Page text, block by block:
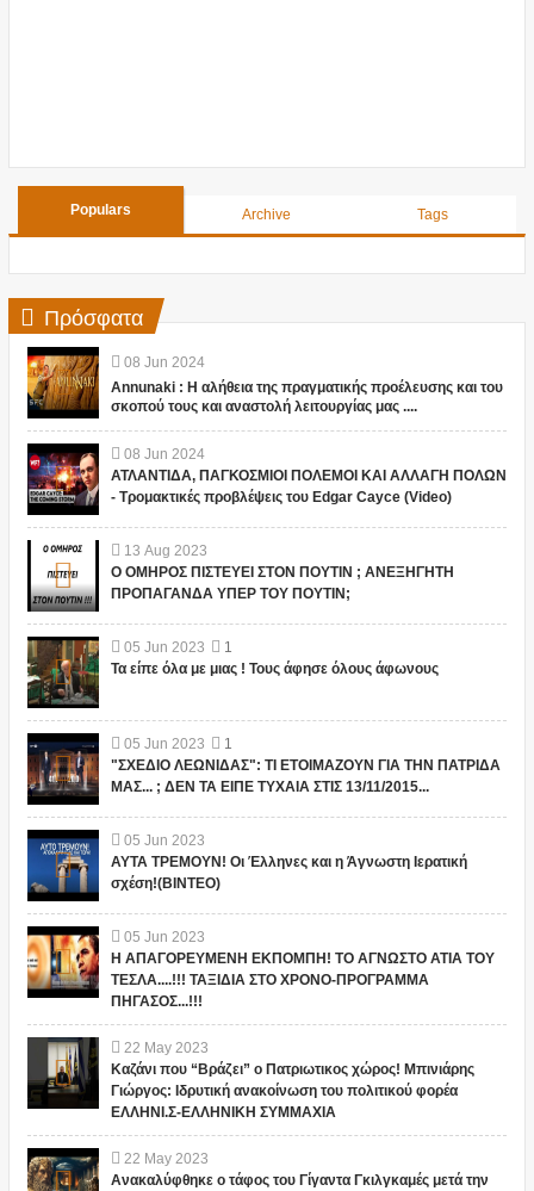
Populars Archive Tags
Πρόσφατα
08 Jun 2024
Annunaki : Η αλήθεια της πραγματικής προέλευσης και του
σκοπού τους και αναστολή λειτουργίας μας ....
08 Jun 2024
ΑΤΛΑΝΤΙΔΑ, ΠΑΓΚΟΣΜΙΟΙ ΠΟΛΕΜΟΙ ΚΑΙ ΑΛΛΑΓΗ ΠΟΛΩΝ
- Τρομακτικές προβλέψεις του Edgar Cayce (Video)
13 Aug 2023
Ο ΟΜΗΡΟΣ ΠΙΣΤΕΥΕΙ ΣΤΟΝ ΠΟΥΤΙΝ ; ΑΝΕΞΗΓΗΤΗ
ΠΡΟΠΑΓΑΝΔΑ ΥΠΕΡ ΤΟΥ ΠΟΥΤΙΝ;
05 Jun 2023
1
Τα είπε όλα με μιας ! Τους άφησε όλους άφωνους
05 Jun 2023
1
"ΣΧΕΔΙΟ ΛΕΩΝΙΔΑΣ": ΤΙ ΕΤΟΙΜΑΖΟΥΝ ΓΙΑ ΤΗΝ ΠΑΤΡΙΔΑ
ΜΑΣ... ; ΔΕΝ ΤΑ ΕΙΠΕ ΤΥΧΑΙΑ ΣΤΙΣ 13/11/2015...
05 Jun 2023
ΑΥΤΑ ΤΡΕΜΟΥΝ! Οι Έλληνες και η Άγνωστη Ιερατική
σχέση!(ΒΙΝΤΕΟ)
05 Jun 2023
Η ΑΠΑΓΟΡΕΥΜΕΝΗ ΕΚΠΟΜΠΗ! ΤΟ ΑΓΝΩΣΤΟ ΑΤΙΑ ΤΟΥ
ΤΕΣΛΑ....!!! ΤΑΞΙΔΙΑ ΣΤΟ ΧΡΟΝΟ-ΠΡΟΓΡΑΜΜΑ
ΠΗΓΑΣΟΣ...!!!
22 May 2023
Καζάνι που “Βράζει” ο Πατριωτικος χώρος! Μπινιάρης
Γιώργος: Ιδρυτική ανακοίνωση του πολιτικού φορέα
ΕΛΛΗΝΙ.Σ-ΕΛΛΗΝΙΚΗ ΣΥΜΜΑΧΙΑ
22 May 2023
Ανακαλύφθηκε ο τάφος του Γίγαντα Γκιλγκαμές μετά την